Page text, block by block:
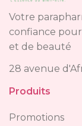
Votre
confiance
et de beauté
28 avenue
Produits
Promotions